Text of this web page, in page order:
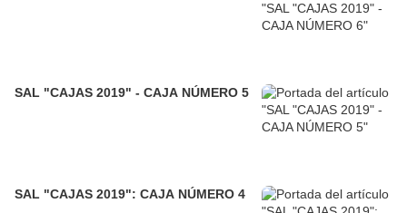
SAL "CAJAS 2019" - CAJA NÚMERO 5
SAL "CAJAS 2019": CAJA NÚMERO 4